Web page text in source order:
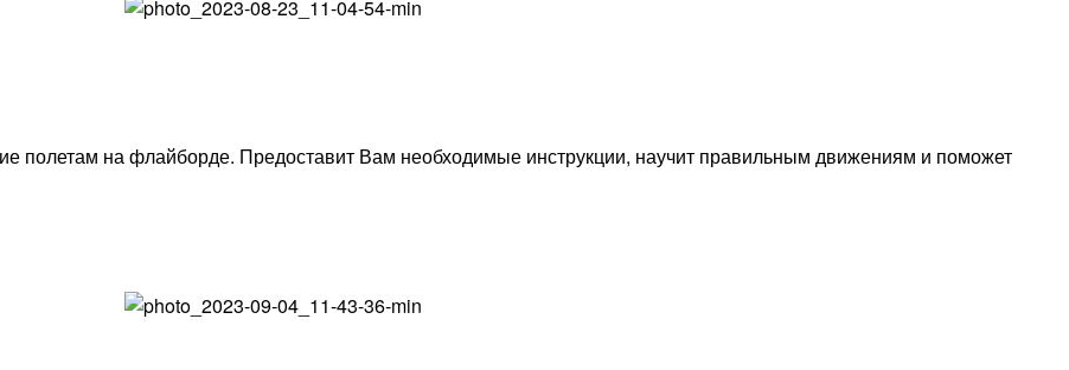
полетам на флайборде. Предоставит Вам необходимые инструкции, научит правильным движениям и поможет